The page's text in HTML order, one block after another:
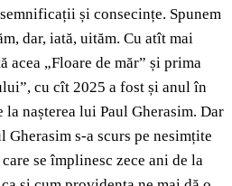
și consecințe. Spunem
dar, iată, uităm. Cu atît mai
„Floare de măr” și prima
cu cît 2025 a fost și anul în
nașterea lui Paul Gherasim. Dar
s-a scurs pe nesimțite
se împlinesc zece ani de la